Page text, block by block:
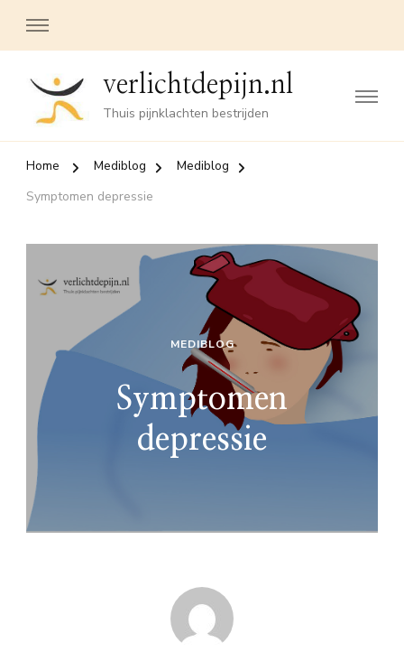
verlichtdepijn.nl
Thuis pijnklachten bestrijden
Home Mediblog
Mediblog
Symptomen depressie
MEDIBLOG
Symptomen
depressie